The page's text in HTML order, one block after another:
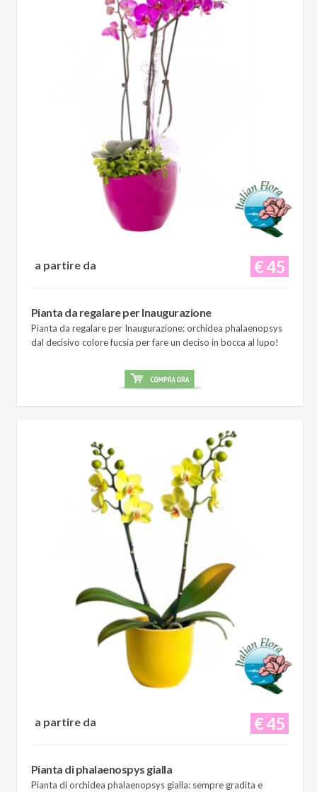
€ 45
a partire da
Pianta da regalare per Inaugurazione
Pianta da regalare per Inaugurazione: orchidea phalaenopsys
dal decisivo colore fucsia per fare un deciso in bocca al lupo!
€ 45
a partire da
Pianta di phalaenospys gialla
Pianta di orchidea phalaenopsys gialla: sempre gradita e